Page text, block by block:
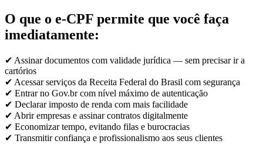
O que o e-CPF permite que você faça
imediatamente:
✔ Assinar documentos com validade jurídica — sem precisar ir a
cartórios
✔ Acessar serviços da Receita Federal do Brasil com segurança
✔ Entrar no Gov.br com nível máximo de autenticação
✔ Declarar imposto de renda com mais facilidade
✔ Abrir empresas e assinar contratos digitalmente
✔ Economizar tempo, evitando filas e burocracias
✔ Transmitir confiança e profissionalismo aos seus clientes